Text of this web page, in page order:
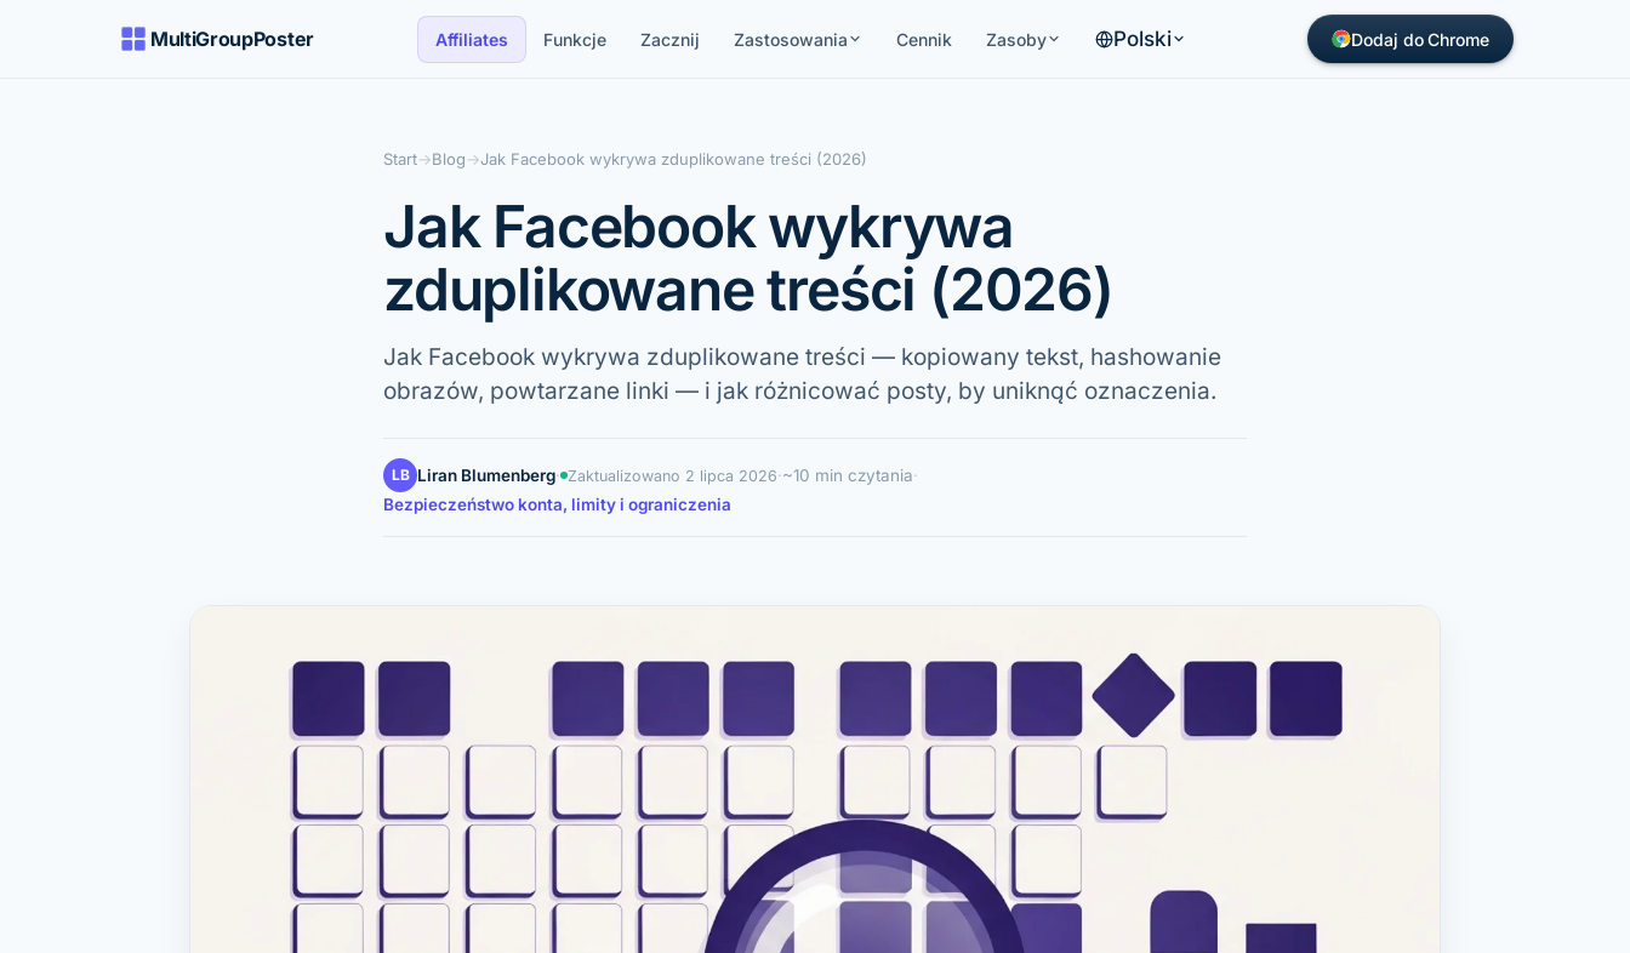
MultiGroupPoster Affiliates Funkcje Zacznij Zastosowania Cennik Zasoby Polski Dodaj do Chrome
Start→Blog→Jak Facebook wykrywa zduplikowane treści (2026)
Jak Facebook wykrywa
zduplikowane treści (2026)
Jak Facebook wykrywa zduplikowane treści — kopiowany tekst, hashowanie
obrazów, powtarzane linki — i jak różnicować posty, by uniknąć oznaczenia.
LB Liran Blumenberg· Zaktualizowano 2 lipca 2026·~10 min czytania·
Bezpieczeństwo konta, limity i ograniczenia